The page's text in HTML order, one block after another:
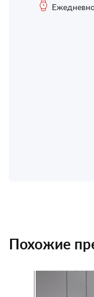
Похожие